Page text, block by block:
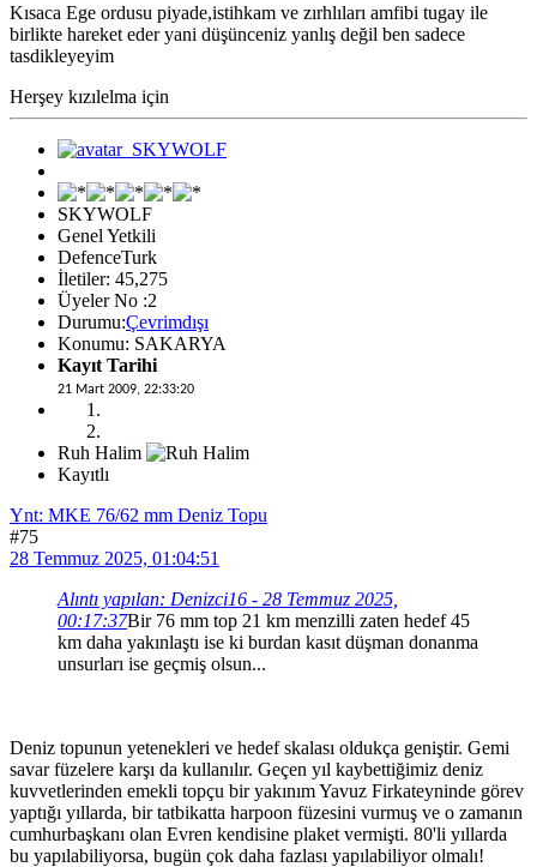
Kısaca Ege ordusu piyade,istihkam ve zırhlıları amfibi tugay ile
birlikte hareket eder yani düşünceniz yanlış değil ben sadece
tasdikleyeyim
Herşey kızılelma için
SKYWOLF
Genel Yetkili
DefenceTurk
İletiler: 45,275
Üyeler No :2
Durumu:Çevrimdışı
Konumu: SAKARYA
Kayıt Tarihi
21 Mart 2009, 22:33:20
Ruh Halim
Kayıtlı
Ynt: MKE 76/62 mm Deniz Topu
#75
28 Temmuz 2025, 01:04:51
Alıntı yapılan: Denizci16 - 28 Temmuz 2025,
00:17:37Bir 76 mm top 21 km menzilli zaten hedef 45
km daha yakınlaştı ise ki burdan kasıt düşman donanma
unsurları ise geçmiş olsun...
Deniz topunun yetenekleri ve hedef skalası oldukça geniştir. Gemi
savar füzelere karşı da kullanılır. Geçen yıl kaybettiğimiz deniz
kuvvetlerinden emekli topçu bir yakınım Yavuz Firkateyninde görev
yaptığı yıllarda, bir tatbikatta harpoon füzesini vurmuş ve o zamanın
cumhurbaşkanı olan Evren kendisine plaket vermişti. 80'li yıllarda
bu yapılabiliyorsa, bugün çok daha fazlası yapılabiliyor olmalı!